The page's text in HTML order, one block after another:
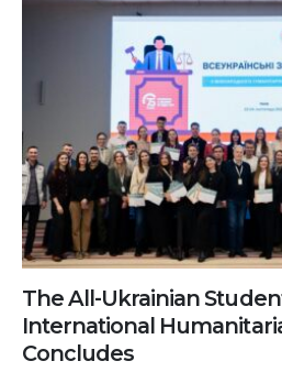
The All-Ukrainian
International
Concludes